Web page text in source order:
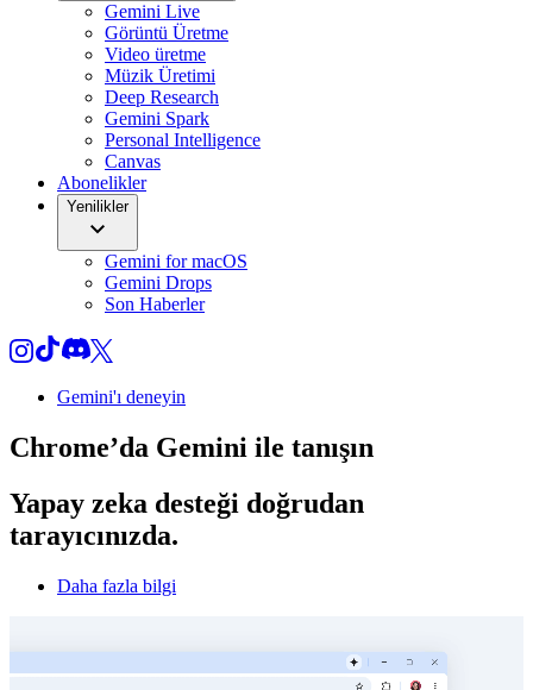
Gemini Live
Görüntü Üretme
Video üretme
Müzik Üretimi
Deep Research
Gemini Spark
Personal Intelligence
Canvas
Abonelikler
Yenilikler
Gemini for macOS
Gemini Drops
Son Haberler
Gemini'ı deneyin
Chrome’da Gemini ile tanışın
Yapay zeka desteği doğrudan
tarayıcınızda.
Daha fazla bilgi